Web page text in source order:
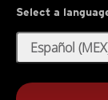
Select a
Español